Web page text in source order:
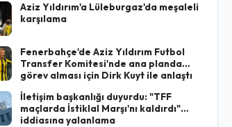
Aziz Yıldırım'a Lüleburgaz'da meşaleli
karşılama
Fenerbahçe'de Aziz Yıldırım Futbol
Transfer Komitesi'nde ana planda
görev alması için Dirk Kuyt ile anlaştı
İletişim başkanlığı duyurdu: "TFF
maçlarda İstiklal Marşı'nı kaldırdı"
iddiasına yalanlama